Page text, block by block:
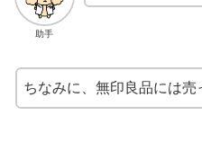
助手
ちなみに、無印良品には